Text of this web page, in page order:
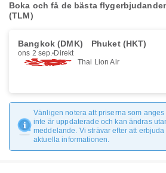
Boka och få de bästa
(TLM)
Bangkok (DMK) Phuket (HKT)
ons 2 sep. Direkt
Thai Lion Air
Vänligen notera att priserna som
inte är uppdaterade och kan ändras
meddelande. Vi strävar efter att
aktuella informationen.